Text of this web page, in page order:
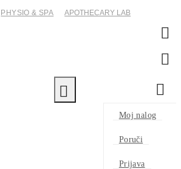
PHYSIO & SPA
APOTHECARY LAB
0
0
Moj nalog
Poruči
Prijava